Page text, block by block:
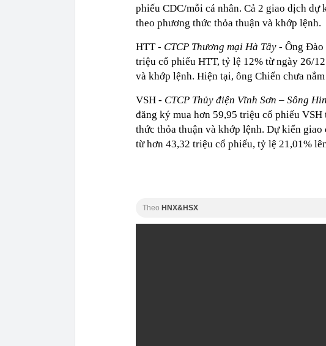
phiếu CDC/mỗi cá nhân. Cả 2 giao dịch
theo phương thức thỏa thuận và khớp lệnh.
HTT - CTCP Thương mại Hà Tây - Ông Đào
triệu cổ phiếu HTT, tỷ lệ 12% từ ngày 26/
và khớp lệnh. Hiện tại, ông Chiến chưa
VSH - CTCP Thủy điện Vĩnh Sơn – Sông
đăng ký mua hơn 59,95 triệu cổ phiếu
thức thỏa thuận và khớp lệnh. Dự kiến
từ hơn 43,32 triệu cổ phiếu, tỷ lệ 21,01%
Theo HNX&HSX